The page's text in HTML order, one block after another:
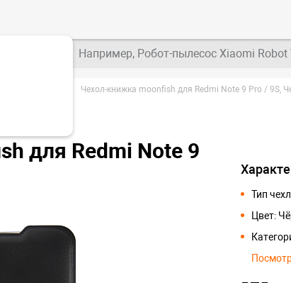
Например, Робот-пылесос Xiaomi
Чехол-книжка moonfish для Redmi Note 9 Pro / 9S,
для Redmi Note 9
Тип
Цвет: